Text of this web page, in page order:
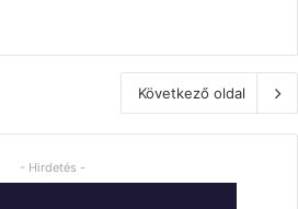
Következő oldal
- Hirdetés -